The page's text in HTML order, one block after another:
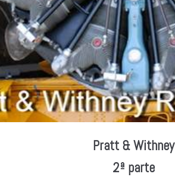
Pratt & Withney
2ª parte